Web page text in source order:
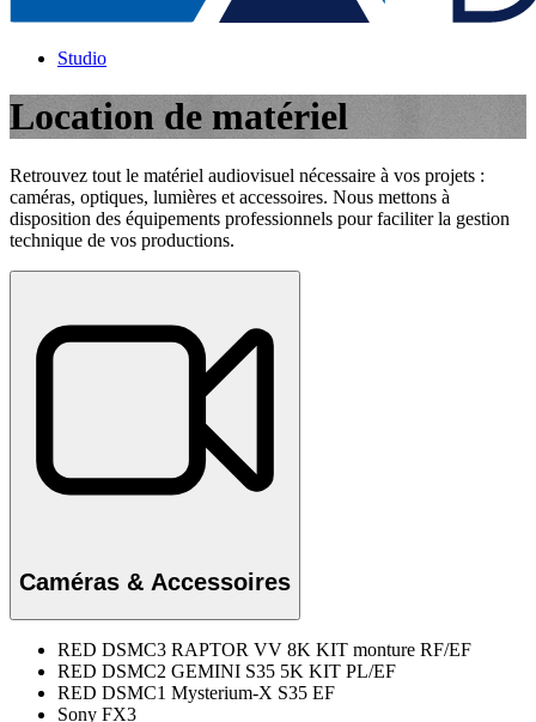
Studio
Location de matériel
Retrouvez tout le matériel audiovisuel nécessaire à vos projets :
caméras, optiques, lumières et accessoires. Nous mettons à
disposition des équipements professionnels pour faciliter la gestion
technique de vos productions.
Caméras & Accessoires
RED DSMC3 RAPTOR VV 8K KIT monture RF/EF
RED DSMC2 GEMINI S35 5K KIT PL/EF
RED DSMC1 Mysterium-X S35 EF
Sony FX3